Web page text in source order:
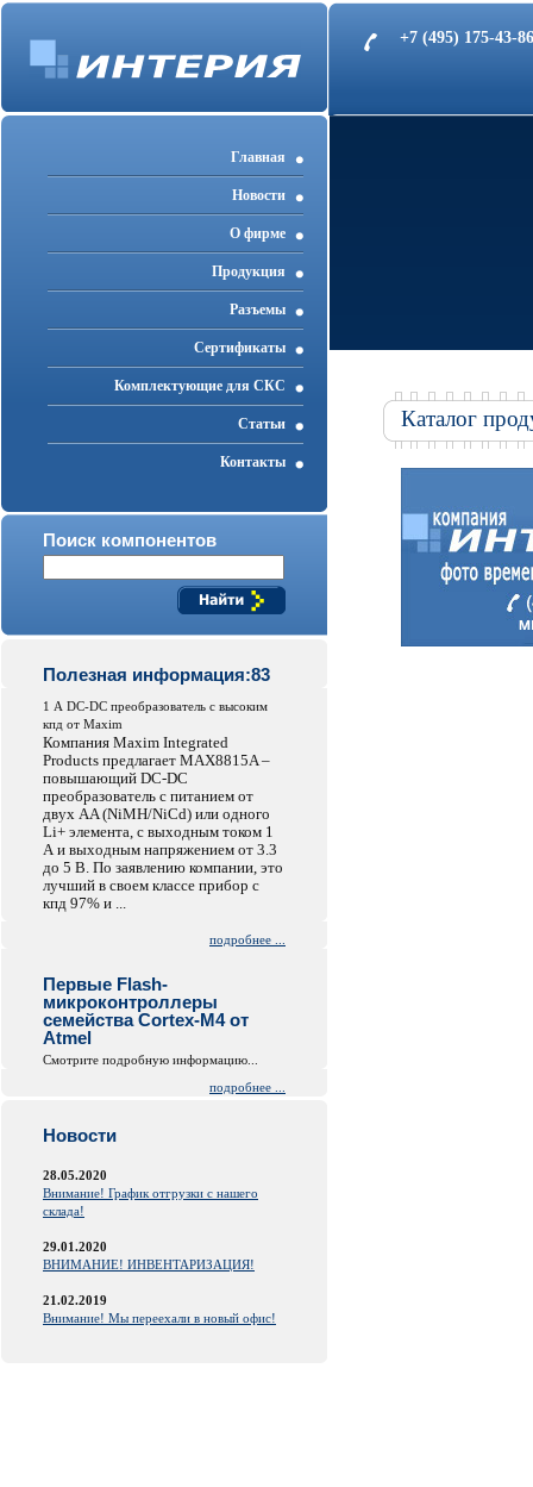
+7 (495) 175-43-
Главная
Новости
О фирме
Продукция
Разъемы
Cертификаты
Комплектующие для СКС
Статьи
Контакты
Поиск компонентов
Полезная информация:83
1 А DC-DC преобразователь с высоким
кпд от Maxim
Компания Maxim Integrated
Products предлагает MAX8815A –
повышающий DC-DC
преобразователь с питанием от
двух AA (NiMH/NiCd) или одного
Li+ элемента, с выходным током 1
А и выходным напряжением от 3.3
до 5 В. По заявлению компании, это
лучший в своем классе прибор с
кпд 97% и ...
подробнее ...
Первые Flash-
микроконтроллеры
семейства Cortex-M4 от
Atmel
Смотрите подробную информацию...
подробнее ...
Новости
28.05.2020
Внимание! График отгрузки с нашего
склада!
29.01.2020
ВНИМАНИЕ! ИНВЕНТАРИЗАЦИЯ!
21.02.2019
Внимание! Мы переехали в новый офис!
Каталог